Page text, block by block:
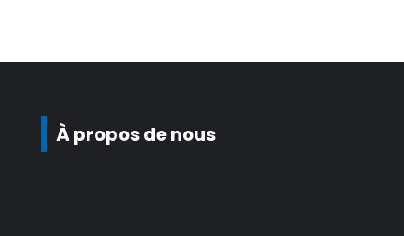
À propos de nous